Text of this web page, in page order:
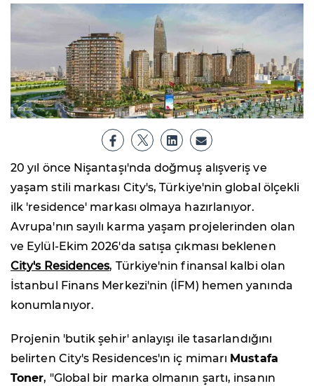
20 yıl önce Nişantaşı'nda doğmuş alışveriş ve
yaşam stili markası City's, Türkiye'nin global ölçekli
ilk 'residence' markası olmaya hazırlanıyor.
Avrupa'nın sayılı karma yaşam projelerinden olan
ve Eylül-Ekim 2026'da satışa çıkması beklenen
City's Residences, Türkiye'nin finansal kalbi olan
İstanbul Finans Merkezi'nin (İFM) hemen yanında
konumlanıyor.
Projenin 'butik şehir' anlayışı ile tasarlandığını
belirten City's Residences'ın iç mimarı Mustafa
Toner, "Global bir marka olmanın şartı, insanın